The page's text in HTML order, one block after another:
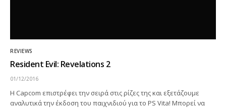
REVIEWS
Resident Evil: Revelations 2
01/12/2016
H Capcom επιστρέφει την σειρά στις ρίζες της και εξετάζουμε
αναλυτικά την έκδοση του παιχνιδιού για το PS Vita! Μπορεί να